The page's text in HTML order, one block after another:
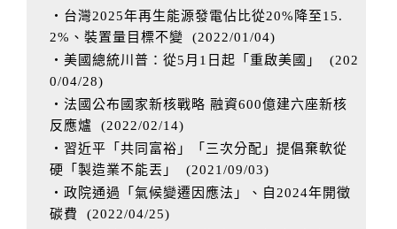
‧台灣2025年再生能源發電佔比從20%降至15.
2%、裝置量目標不變 (2022/01/04)
‧美國總統川普：從5月1日起「重啟美國」
(202
0/04/28)
‧法國公布國家新核戰略 融資600億建六座新核
反應爐
(2022/02/14)
‧習近平「共同富裕」「三次分配」提倡棄軟從
硬「製造業不能丟」
(2021/09/03)
‧政院通過「氣候變遷因應法」、自2024年開徵
碳費
(2022/04/25)